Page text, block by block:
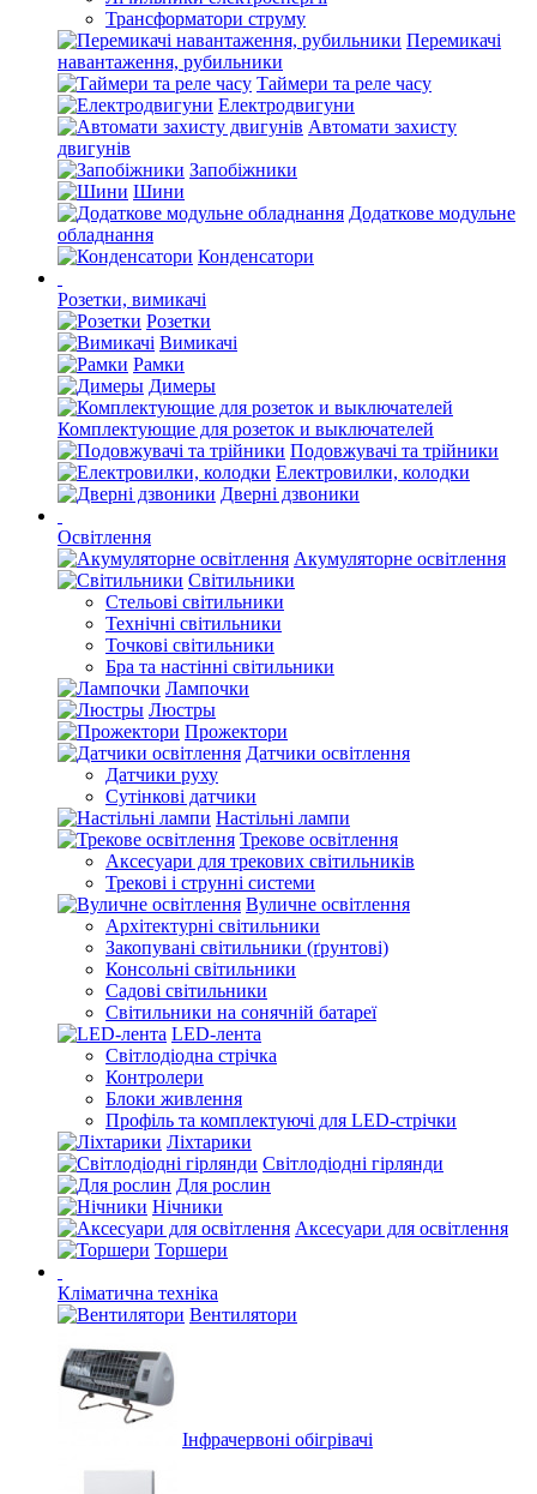
Трансформатори струму
Перемикачі
навантаження, рубильники
Таймери та реле часу
Електродвигуни
Автомати захисту
двигунів
Запобіжники
Шини
Додаткове модульне
обладнання
Конденсатори
Розетки, вимикачі
Розетки
Вимикачі
Рамки
Димеры
Комплектующие для розеток и выключателей
Подовжувачі та трійники
Електровилки, колодки
Дверні дзвоники
Освітлення
Акумуляторне освітлення
Світильники
Стельові світильники
Технічні світильники
Точкові світильники
Бра та настінні світильники
Лампочки
Люстры
Прожектори
Датчики освітлення
Датчики руху
Сутінкові датчики
Настільні лампи
Трекове освітлення
Аксесуари для трекових світильників
Трекові і струнні системи
Вуличне освітлення
Архітектурні світильники
Закопувані світильники (ґрунтові)
Консольні світильники
Садові світильники
Світильники на сонячній батареї
LED-лента
Світлодіодна стрічка
Контролери
Блоки живлення
Профіль та комплектуючі для LED-стрічки
Ліхтарики
Світлодіодні гірлянди
Для рослин
Нічники
Аксесуари для освітлення
Торшери
Кліматична техніка
Вентилятори
Інфрачервоні обігрівачі